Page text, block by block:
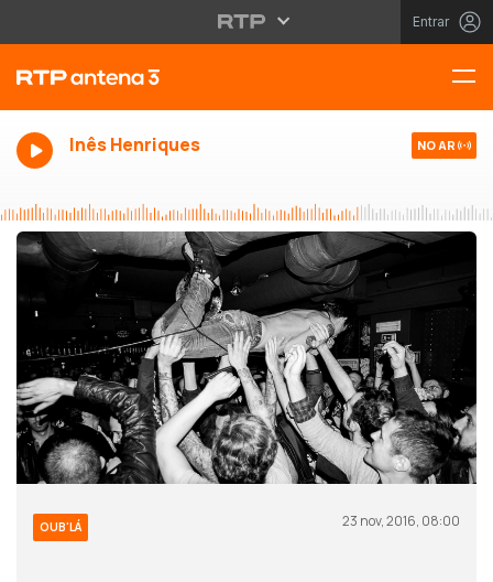
Entrar
Inês Henriques NO AR
OUB'LÁ 23 nov, 2016, 08:00